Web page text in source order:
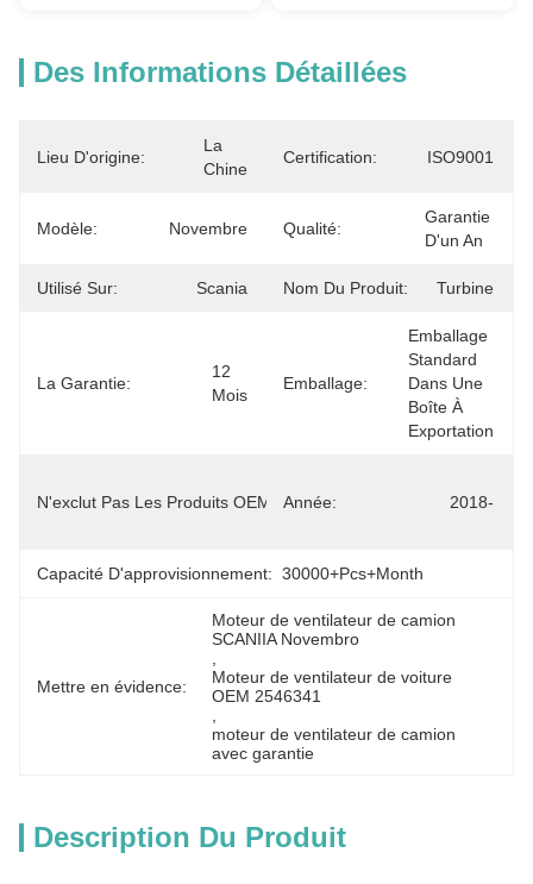
Des Informations Détaillées
Lieu D'origine:
La
Chine
Certification: ISO9001
Modèle: Novembre Qualité:
Garantie
D'un An
Utilisé Sur: Scania Nom Du Produit: Turbine
La Garantie:
12
Mois
Emballage:
Emballage
Standard
Dans Une
Boîte À
Exportation
N'exclut Pas Les Produits OEM.:
2486208
Année: 2018-
Capacité D'approvisionnement: 30000+Pcs+Month
Mettre en évidence:
Moteur de ventilateur de camion
SCANIIA Novembro
Moteur de ventilateur de voiture
OEM 2546341
moteur de ventilateur de camion
avec garantie
Description Du Produit